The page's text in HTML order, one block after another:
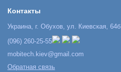
Контакты
Украина, г. Обухов, ул. Киевская, 64б
(096) 260-25-55
mobitech.kiev@gmail.com
Обратная связь